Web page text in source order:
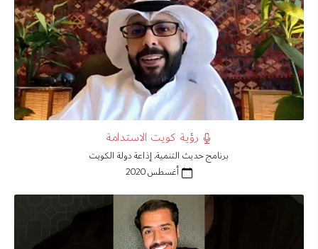
رؤية كويت الاستدامة
برنامج حديث التنمية، إذاعة دولة الكويت
أغسطس 2020